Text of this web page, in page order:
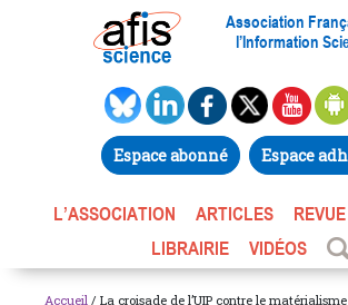
Association
l’Information
Espace abonné Espace
L’ASSOCIATION ARTICLES REVUE
LIBRAIRIE
VIDÉOS
Accueil / La croisade de l’UIP contre le matérialisme